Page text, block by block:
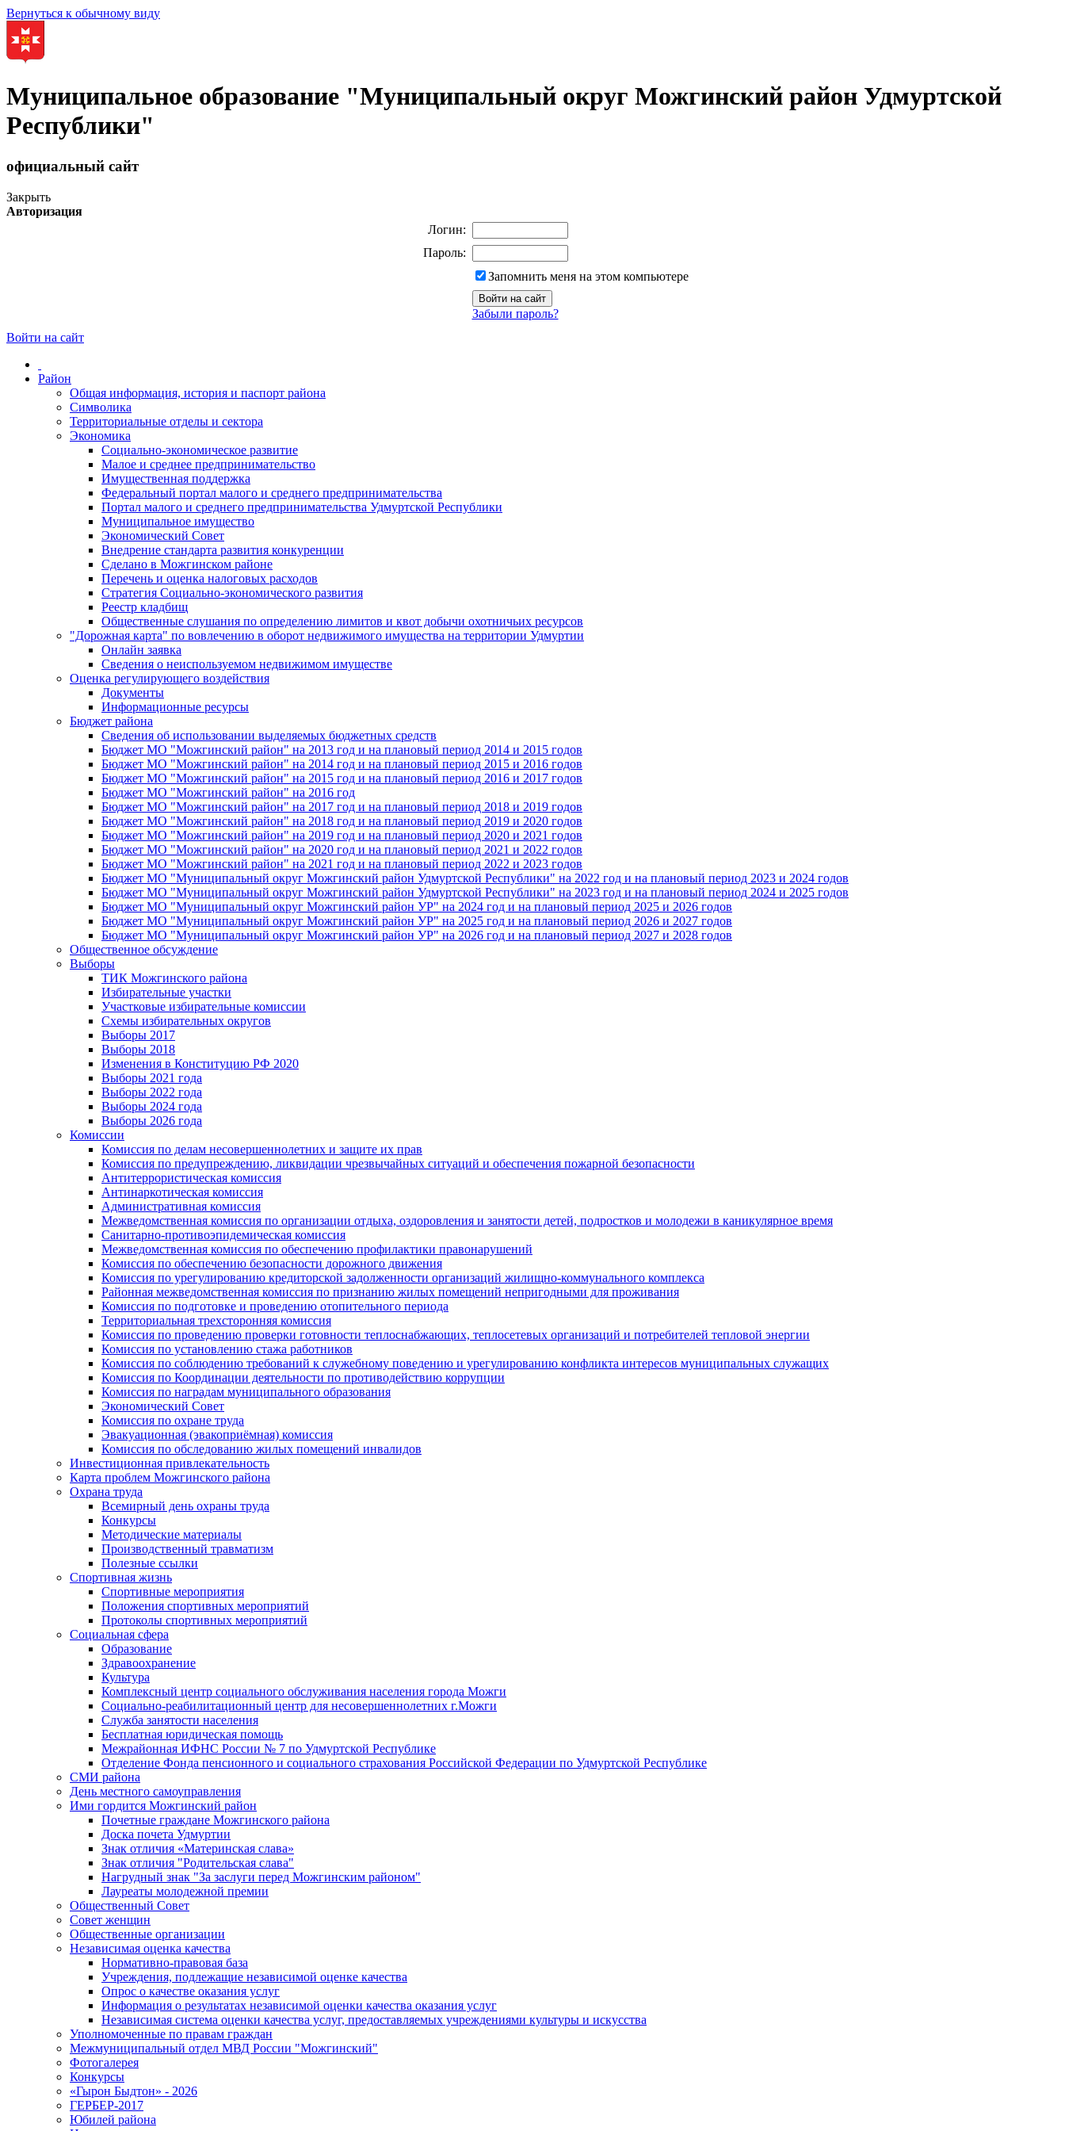
Вернуться к обычному виду
Муниципальное образование "Муниципальный округ Можгинский район Удмуртской
Республики"
официальный сайт
Закрыть
Авторизация
Логин:
Пароль:
Запомнить меня на этом компьютере
Забыли пароль?
Войти на сайт
Район
Общая информация, история и паспорт района
Символика
Территориальные отделы и сектора
Экономика
Социально-экономическое развитие
Малое и среднее предпринимательство
Имущественная поддержка
Федеральный портал малого и среднего предпринимательства
Портал малого и среднего предпринимательства Удмуртской Республики
Муниципальное имущество
Экономический Совет
Внедрение стандарта развития конкуренции
Сделано в Можгинском районе
Перечень и оценка налоговых расходов
Стратегия Социально-экономического развития
Реестр кладбищ
Общественные слушания по определению лимитов и квот добычи охотничьих ресурсов
"Дорожная карта" по вовлечению в оборот недвижимого имущества на территории Удмуртии
Онлайн заявка
Сведения о неиспользуемом недвижимом имуществе
Оценка регулирующего воздействия
Документы
Информационные ресурсы
Бюджет района
Сведения об использовании выделяемых бюджетных средств
Бюджет МО "Можгинский район" на 2013 год и на плановый период 2014 и 2015 годов
Бюджет МО "Можгинский район" на 2014 год и на плановый период 2015 и 2016 годов
Бюджет МО "Можгинский район" на 2015 год и на плановый период 2016 и 2017 годов
Бюджет МО "Можгинский район" на 2016 год
Бюджет МО "Можгинский район" на 2017 год и на плановый период 2018 и 2019 годов
Бюджет МО "Можгинский район" на 2018 год и на плановый период 2019 и 2020 годов
Бюджет МО "Можгинский район" на 2019 год и на плановый период 2020 и 2021 годов
Бюджет МО "Можгинский район" на 2020 год и на плановый период 2021 и 2022 годов
Бюджет МО "Можгинский район" на 2021 год и на плановый период 2022 и 2023 годов
Бюджет МО "Муниципальный округ Можгинский район Удмуртской Республики" на 2022 год и на плановый период 2023 и 2024 годов
Бюджет МО "Муниципальный округ Можгинский район Удмуртской Республики" на 2023 год и на плановый период 2024 и 2025 годов
Бюджет МО "Муниципальный округ Можгинский район УР" на 2024 год и на плановый период 2025 и 2026 годов
Бюджет МО "Муниципальный округ Можгинский район УР" на 2025 год и на плановый период 2026 и 2027 годов
Бюджет МО "Муниципальный округ Можгинский район УР" на 2026 год и на плановый период 2027 и 2028 годов
Общественное обсуждение
Выборы
ТИК Можгинского района
Избирательные участки
Участковые избирательные комиссии
Схемы избирательных округов
Выборы 2017
Выборы 2018
Изменения в Конституцию РФ 2020
Выборы 2021 года
Выборы 2022 года
Выборы 2024 года
Выборы 2026 года
Комиссии
Комиссия по делам несовершеннолетних и защите их прав
Комиссия по предупреждению, ликвидации чрезвычайных ситуаций и обеспечения пожарной безопасности
Антитеррористическая комиссия
Антинаркотическая комиссия
Административная комиссия
Межведомственная комиссия по организации отдыха, оздоровления и занятости детей, подростков и молодежи в каникулярное время
Санитарно-противоэпидемическая комиссия
Межведомственная комиссия по обеспечению профилактики правонарушений
Комиссия по обеспечению безопасности дорожного движения
Комиссия по урегулированию кредиторской задолженности организаций жилищно-коммунального комплекса
Районная межведомственная комиссия по признанию жилых помещений непригодными для проживания
Комиссия по подготовке и проведению отопительного периода
Территориальная трехсторонняя комиссия
Комиссия по проведению проверки готовности теплоснабжающих, теплосетевых организаций и потребителей тепловой энергии
Комиссия по установлению стажа работников
Комиссия по соблюдению требований к служебному поведению и урегулированию конфликта интересов муниципальных служащих
Комиссия по Координации деятельности по противодействию коррупции
Комиссия по наградам муниципального образования
Экономический Совет
Комиссия по охране труда
Эвакуационная (эвакоприёмная) комиссия
Комиссия по обследованию жилых помещений инвалидов
Инвестиционная привлекательность
Карта проблем Можгинского района
Охрана труда
Всемирный день охраны труда
Конкурсы
Методические материалы
Производственный травматизм
Полезные ссылки
Спортивная жизнь
Спортивные мероприятия
Положения спортивных мероприятий
Протоколы спортивных мероприятий
Социальная сфера
Образование
Здравоохранение
Культура
Комплексный центр социального обслуживания населения города Можги
Социально-реабилитационный центр для несовершеннолетних г.Можги
Служба занятости населения
Бесплатная юридическая помощь
Межрайонная ИФНС России № 7 по Удмуртской Республике
Отделение Фонда пенсионного и социального страхования Российской Федерации по Удмуртской Республике
СМИ района
День местного самоуправления
Ими гордится Можгинский район
Почетные граждане Можгинского района
Доска почета Удмуртии
Знак отличия «Материнская слава»
Знак отличия "Родительская слава"
Нагрудный знак "За заслуги перед Можгинским районом"
Лауреаты молодежной премии
Общественный Совет
Совет женщин
Общественные организации
Независимая оценка качества
Нормативно-правовая база
Учреждения, подлежащие независимой оценке качества
Опрос о качестве оказания услуг
Информация о результатах независимой оценки качества оказания услуг
Независимая система оценки качества услуг, предоставляемых учреждениями культуры и искусства
Уполномоченные по правам граждан
Межмуниципальный отдел МВД России "Можгинский"
Фотогалерея
Конкурсы
«Гырон Быдтон» - 2026
ГЕРБЕР-2017
Юбилей района